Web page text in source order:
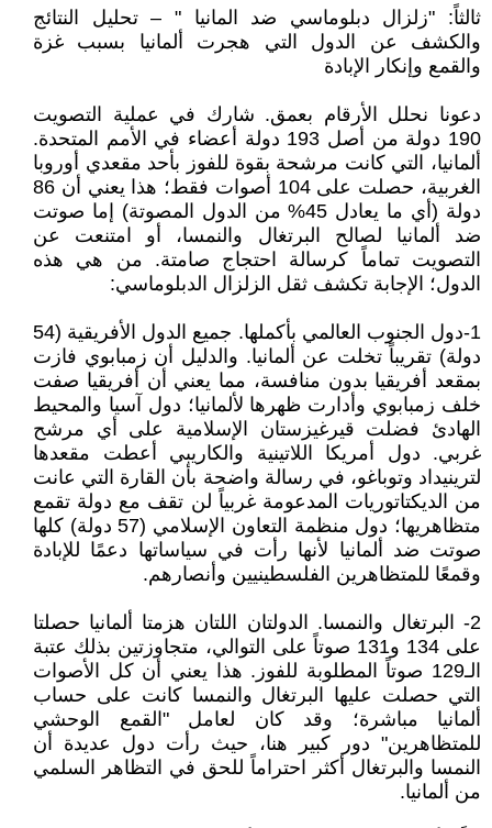
ثالثاً: "زلزال دبلوماسي ضد المانيا " – تحليل النتائج
والكشف عن الدول التي هجرت ألمانيا بسبب غزة
والقمع وإنكار الإبادة
دعونا نحلل الأرقام بعمق. شارك في عملية التصويت
190 دولة من أصل 193 دولة أعضاء في الأمم المتحدة.
ألمانيا، التي كانت مرشحة بقوة للفوز بأحد مقعدي أوروبا
الغربية، حصلت على 104 أصوات فقط؛ هذا يعني أن 86
دولة (أي ما يعادل 45% من الدول المصوتة) إما صوتت
ضد ألمانيا لصالح البرتغال والنمسا، أو امتنعت عن
التصويت تماماً كرسالة احتجاج صامتة. من هي هذه
الدول؛ الإجابة تكشف ثقل الزلزال الدبلوماسي:
1-دول الجنوب العالمي بأكملها. جميع الدول الأفريقية (54
دولة) تقريباً تخلت عن ألمانيا. والدليل أن زمبابوي فازت
بمقعد أفريقيا بدون منافسة، مما يعني أن أفريقيا صفت
خلف زمبابوي وأدارت ظهرها لألمانيا؛ دول آسيا والمحيط
الهادئ فضلت قيرغيزستان الإسلامية على أي مرشح
غربي. دول أمريكا اللاتينية والكاريبي أعطت مقعدها
لترينيداد وتوباغو، في رسالة واضحة بأن القارة التي عانت
من الديكتاتوريات المدعومة غربياً لن تقف مع دولة تقمع
متظاهريها؛ دول منظمة التعاون الإسلامي (57 دولة) كلها
صوتت ضد ألمانيا لأنها رأت في سياساتها دعمًا للإبادة
وقمعًا للمتظاهرين الفلسطينيين وأنصارهم.
2- البرتغال والنمسا. الدولتان اللتان هزمتا ألمانيا حصلتا
على 134 و131 صوتاً على التوالي، متجاوزتين بذلك عتبة
الـ129 صوتاً المطلوبة للفوز. هذا يعني أن كل الأصوات
التي حصلت عليها البرتغال والنمسا كانت على حساب
ألمانيا مباشرة؛ وقد كان لعامل "القمع الوحشي
للمتظاهرين" دور كبير هنا، حيث رأت دول عديدة أن
النمسا والبرتغال أكثر احتراماً للحق في التظاهر السلمي
من ألمانيا.